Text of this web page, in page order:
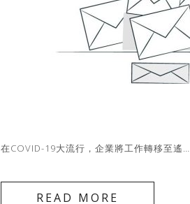
在COVID-19大流行，企業將工作轉移至遙…
READ MORE